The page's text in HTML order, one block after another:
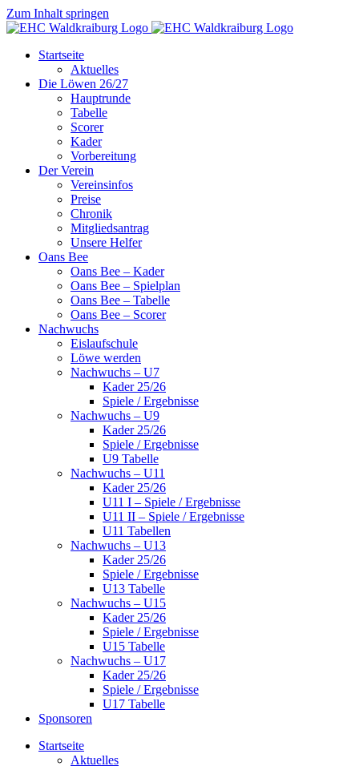
Zum Inhalt springen
Startseite
Aktuelles
Die Löwen 26/27
Hauptrunde
Tabelle
Scorer
Kader
Vorbereitung
Der Verein
Vereinsinfos
Preise
Chronik
Mitgliedsantrag
Unsere Helfer
Oans Bee
Oans Bee – Kader
Oans Bee – Spielplan
Oans Bee – Tabelle
Oans Bee – Scorer
Nachwuchs
Eislaufschule
Löwe werden
Nachwuchs – U7
Kader 25/26
Spiele / Ergebnisse
Nachwuchs – U9
Kader 25/26
Spiele / Ergebnisse
U9 Tabelle
Nachwuchs – U11
Kader 25/26
U11 I – Spiele / Ergebnisse
U11 II – Spiele / Ergebnisse
U11 Tabellen
Nachwuchs – U13
Kader 25/26
Spiele / Ergebnisse
U13 Tabelle
Nachwuchs – U15
Kader 25/26
Spiele / Ergebnisse
U15 Tabelle
Nachwuchs – U17
Kader 25/26
Spiele / Ergebnisse
U17 Tabelle
Sponsoren
Startseite
Aktuelles